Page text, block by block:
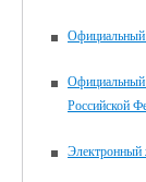
Официальный
Официальный
Российской
Электронный